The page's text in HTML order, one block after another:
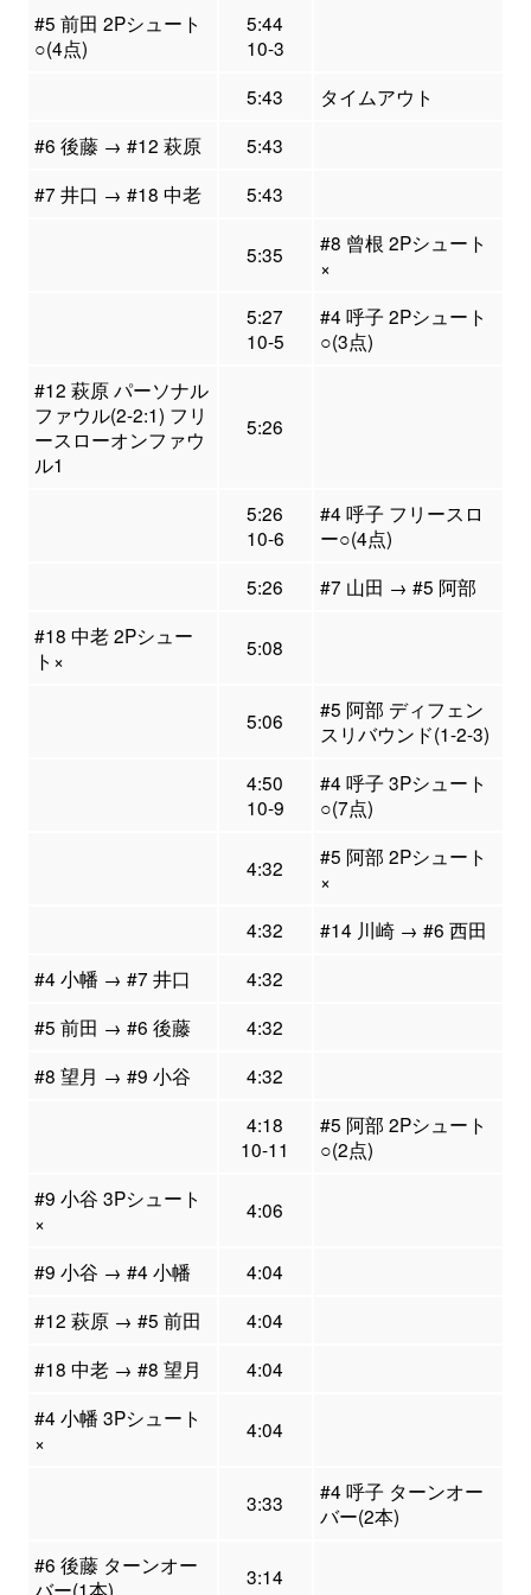
#5 前田 2Pシュート
○(4点)
5:44
10-3
5:43
タイムアウト
#6 後藤 → #12 萩原
5:43
#7 井口 → #18 中老
5:43
5:35
#8 曾根 2Pシュート
×
5:27
10-5
#4 呼子 2Pシュート
○(3点)
#12 萩原 パーソナル
ファウル(2-2:1) フリ
ースローオンファウ
ル1
5:26
5:26
10-6
#4 呼子 フリースロ
ー○(4点)
5:26
#7 山田 → #5 阿部
#18 中老 2Pシュー
ト×
5:08
5:06
#5 阿部 ディフェン
スリバウンド(1-2-3)
4:50
10-9
#4 呼子 3Pシュート
○(7点)
4:32
#5 阿部 2Pシュート
×
4:32
#14 川崎 → #6 西田
#4 小幡 → #7 井口
4:32
#5 前田 → #6 後藤
4:32
#8 望月 → #9 小谷
4:32
4:18
10-11
#5 阿部 2Pシュート
○(2点)
#9 小谷 3Pシュート
×
4:06
#9 小谷 → #4 小幡
4:04
#12 萩原 → #5 前田
4:04
#18 中老 → #8 望月
4:04
#4 小幡 3Pシュート
×
4:04
3:33
#4 呼子 ターンオー
バー(2本)
#6 後藤 ターンオー
バー(1本)
3:14